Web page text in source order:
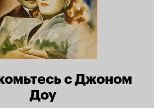
с Джоном
Доу